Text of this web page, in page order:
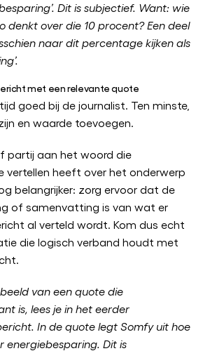
Dit is subjectief. Want: wie
denkt over die 10 procent? Een deel
naar dit percentage kijken als
met een relevante quote
goed bij de journalist. Ten minste,
en waarde toevoegen.
partij aan het woord die
vertellen heeft over het onderwerp
belangrijker: zorg ervoor dat de
of samenvatting is van wat er
al verteld wordt. Kom dus echt
die logisch verband houdt met
van een quote die
is, lees je in het eerder
In de quote legt Somfy uit hoe
energiebesparing. Dit is